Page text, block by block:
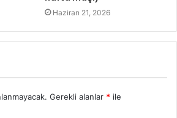
Haziran 21, 2026
Gerekli alanlar * ile